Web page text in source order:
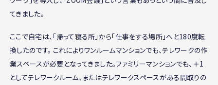
てきました。
ここで自宅は、「帰って寝る所」から「仕事をする場所」へと180度転
換したのです。 これによりワンルームマンションでも、テレワークの作
業スペースが必要となってきました。ファミリーマンションでも、＋1
としてテレワークルーム、またはテレワークスペースがある間取りの